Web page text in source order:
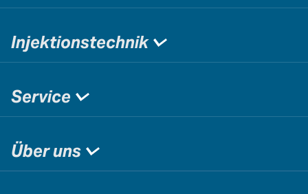
Injektionstechnik
Service
Über uns